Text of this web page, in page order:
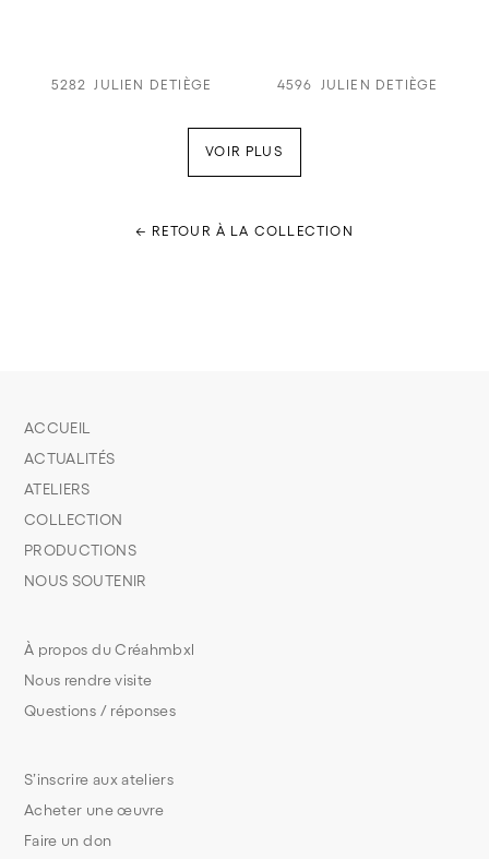
5282 JULIEN DETIÈGE 4596 JULIEN DETIÈGE
VOIR PLUS
← RETOUR À LA COLLECTION
S’inscrire aux ateliers
Acheter une œuvre
Faire un don
À propos du Créahmbxl
Nous rendre visite
Questions / réponses
ACCUEIL
ACTUALITÉS
ATELIERS
COLLECTION
PRODUCTIONS
NOUS SOUTENIR